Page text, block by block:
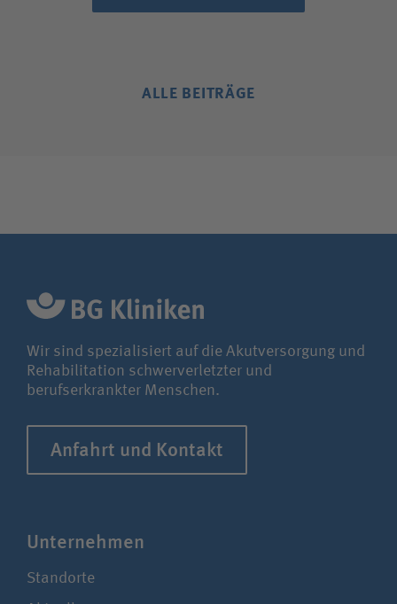
ALLE BEITRÄGE
Wir sind spezialisiert auf die Akutversorgung und
Rehabilitation schwerverletzter und
berufserkrankter Menschen.
Anfahrt und Kontakt
Unter­nehmen
Standorte